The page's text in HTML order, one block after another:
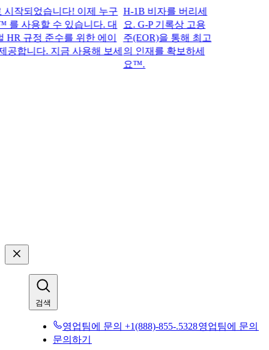
었습니다! 이제 누구
용할 수 있습니다. 대
규정 준수를 위한 에이
니다. 지금 사용해 보세
H-1B 비자를 버리세
요. G-P 기록상 고용
주(EOR)을 통해 최고
의 인재를 확보하세
요™.​​
검색​​
영업팀에 문의 +1(888)-855-.5328​​영업팀에 문의​​
문의하기​​